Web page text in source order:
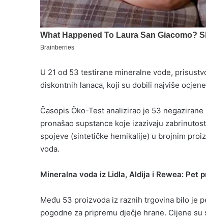
U 21 od 53 testirane mineralne vode,
diskontnih lanaca, koji su dobili najviše
Časopis Öko-Test analizirao je 53
pronašao supstance koje izazivaju
spojeve (sintetičke hemikalije) u brojnim
voda.
Mineralna voda iz Lidla, Aldija i Rewea: Pet
Među 53 proizvoda iz raznih trgovina bilo je
pogodne za pripremu dječje hrane. Cijene